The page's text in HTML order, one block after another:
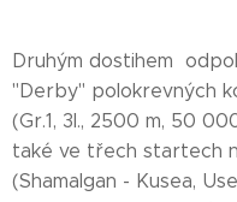
Druhým dostihem
"Derby" polokrevných
(Gr.1, 3l., 2500 m, 50
také ve třech startech
(Shamalgan - Kusea,